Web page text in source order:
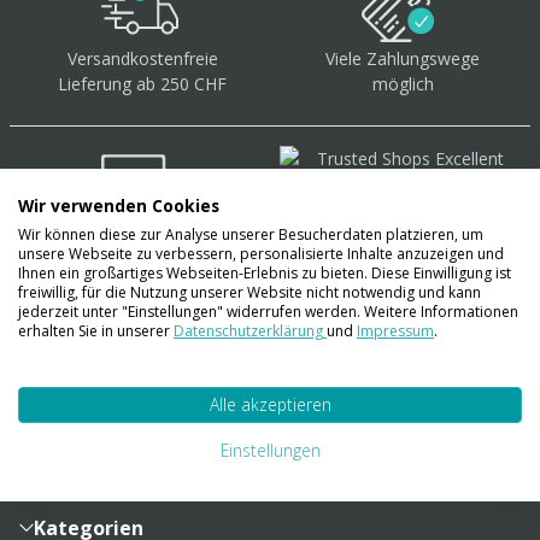
Versandkostenfreie
Lieferung ab 250 CHF
Viele Zahlungswege
möglich
Über 40.000 Artikel auf
Lager
Sendungsverfolgung
Zahlung und Versand
Lieferinformationen
Kategorien
Wir verwenden Cookies
Wir können diese zur Analyse unserer Besucherdaten platzieren, um
unsere Webseite zu verbessern, personalisierte Inhalte anzuzeigen und
Ihnen ein großartiges Webseiten-Erlebnis zu bieten. Diese Einwilligung ist
freiwillig, für die Nutzung unserer Website nicht notwendig und kann
jederzeit unter "Einstellungen" widerrufen werden. Weitere Informationen
erhalten Sie in unserer Datenschutzerklärungund Impressum.
Alle akzeptieren
Einstellungen